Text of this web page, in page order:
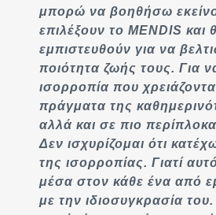
μπορώ να βοηθήσω
επιλέξουν το MENDIS και
εμπιστευθούν για να
ποιότητα ζωής τους. Για
ισορροπία που
πράγματα της
αλλά και σε πιο
Δεν ισχυρίζομαι ότι
της ισορροπίας. Γιατί
μέσα στον κάθε ένα από
με την ιδιοσυγκρασία